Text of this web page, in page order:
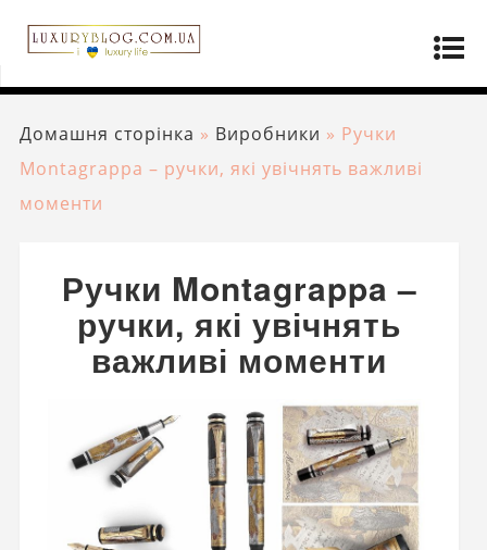
Домашня сторінка » Виробники » Ручки
Montagrappa – ручки, які увічнять важливі
моменти
Ручки Montagrappa –
ручки, які увічнять
важливі моменти